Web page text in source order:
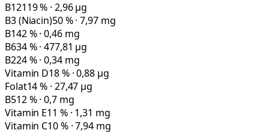
B12119 % · 2,96 µg
B3 (Niacin)50 % · 7,97 mg
B142 % · 0,46 mg
B634 % · 477,81 µg
B224 % · 0,34 mg
Vitamin D18 % · 0,88 µg
Folat14 % · 27,47 µg
B512 % · 0,7 mg
Vitamin E11 % · 1,31 mg
Vitamin C10 % · 7,94 mg